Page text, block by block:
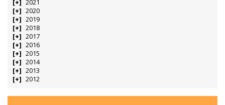
2021
2020
2019
2018
2017
2016
2015
2014
2013
2012